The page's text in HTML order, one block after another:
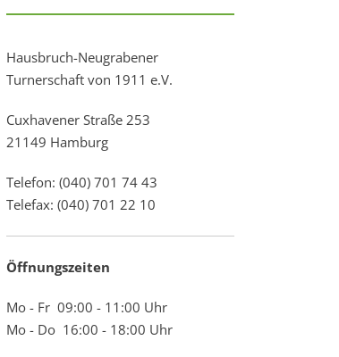
Hausbruch-Neugrabener
Turnerschaft von 1911 e.V.
Cuxhavener Straße 253
21149 Hamburg
Telefon: (040) 701 74 43
Telefax: (040) 701 22 10
Öffnungszeiten
Mo - Fr 09:00 - 11:00 Uhr
Mo - Do 16:00 - 18:00 Uhr